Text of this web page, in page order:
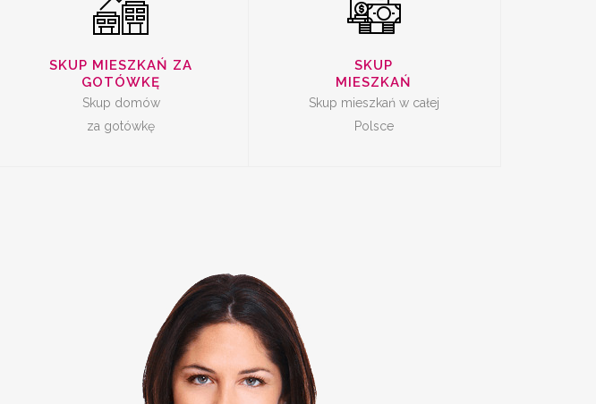
SKUP MIESZKAŃ ZA
GOTÓWKĘ
Skup domów
za gotówkę
SKUP
MIESZKAŃ
Skup mieszkań w całej
Polsce